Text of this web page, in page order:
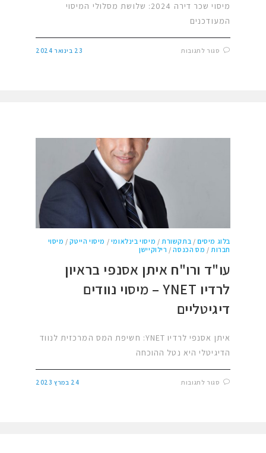
מיסוי שכר דירה 2024: שלושת מסלולי המיסוי
המעודכנים
סגור לתגובות 23 בינואר 2024
בלוג מיסים / בתקשורת / מיסוי בינלאומי / מיסוי הייטק/ מיסוי
חברות / מס הכנסה/ רילוקיישן
עו"ד ורו"ח איתן אסנפי בראיון
לרדיו YNET – מיסוי נוודים
דיגיטליים
איתן אסנפי לרדיו YNET: חשיפת המס המרכזית לנווד
הדיגיטלי היא נטל ההוכחה
סגור לתגובות 24 במרץ 2023